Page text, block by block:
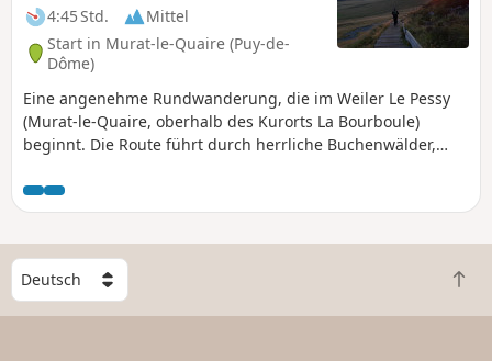
4:45 Std.
Mittel
Start in Murat-le-Quaire (Puy-de-
Dôme)
Eine angenehme Rundwanderung, die im Weiler Le Pessy
(Murat-le-Quaire, oberhalb des Kurorts La Bourboule)
beginnt. Die Route führt durch herrliche Buchenwälder,
d’Ordanche erreicht. Dieser 1.512 m hohe Vulkangipfel
bietet ein außergewöhnliches Panorama: von den Monts du
Monts Dômes.
W
ä
h
Z
u